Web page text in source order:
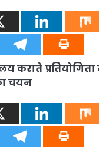
कराते
चयन